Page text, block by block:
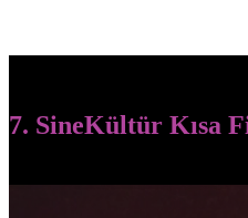
7. SineKültür Kısa